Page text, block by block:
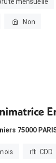
Non
75000
CDD